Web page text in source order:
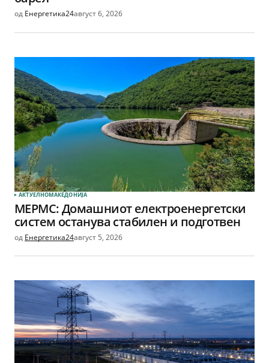
од Енергетика24август 6, 2026
АКТУЕЛНОМАКЕДОНИЈА
МЕРМС: Домашниот електроенергетски
систем останува стабилен и подготвен
од Енергетика24август 5, 2026